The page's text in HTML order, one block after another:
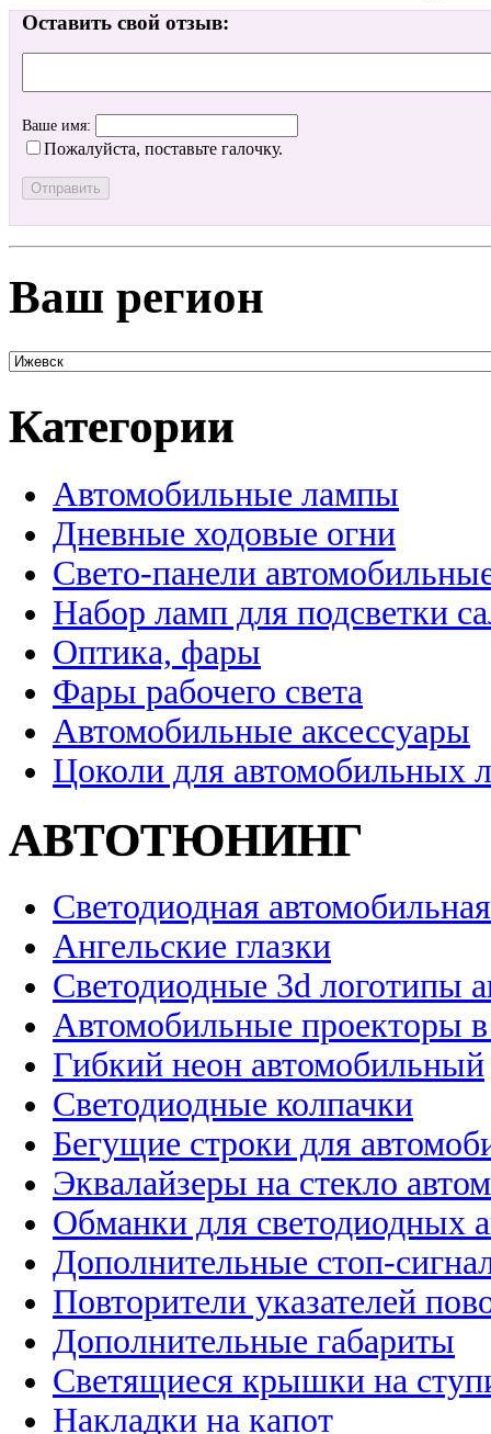
Оставить свой отзыв:
Ваше имя:
Пожалуйста, поставьте галочку.
Ваш регион
Категории
Автомобильные лампы
Дневные ходовые огни
Свето-панели
Набор ламп для подсветки
Оптика, фары
Фары рабочего света
Автомобильные аксессуары
Цоколи для автомобильных
АВТОТЮНИНГ
Светодиодная
Ангельские глазки
Светодиодные 3d логотипы
Автомобильные проекторы
Гибкий неон автомобильный
Светодиодные колпачки
Бегущие строки для
Эквалайзеры на стекло
Обманки для светодиодных
Дополнительные стоп-
Повторители указателей
Дополнительные габариты
Светящиеся крышки на
Накладки на капот